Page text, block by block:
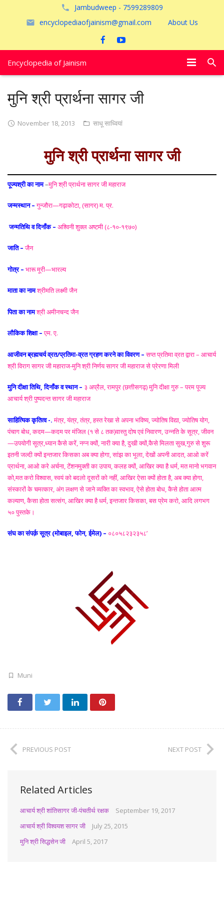
Jambudweep - 7599289809
encyclopediaofjainism@gmail.com
About Us
Encyclopedia of Jainism
पूजायें
मुनि श्री प्रार्थना सागर जी
November 18, 2013 साधू साध्वियां
मुनि श्री प्रार्थना सागर जी
पूज्यश्री का नाम–मुनि श्री प्रार्थना सागर जी महाराज
जन्मस्थान – गुन्जौरा—गढ़ाकोटा, (सागर) म. प्र.
जन्मतिथि व दिनाँक – अश्विनी शुक्ल अष्टमी (८-१०-१९७०)
जाति – जैन
गोत्र – भारू मूरी—भारल्य
माता का नामश्रीमति लक्ष्मी जैन
पिता का नामश्री अमीनचन्द जैन
लौकिक शिक्षा – एम. ए.
आजीवन ब्रह्मचर्य व्रत/प्रतिमा-व्रत ग्रहण करने का विवरण – सप्त प्रतिमा व्रत द्वारा – आचार्य
श्री विराग सागर जी महाराज-मुनि श्री निर्णय सागर जी महाराज से प्रेरणा मिली
मुनि दीक्षा तिथि, दिनाँक व स्थान – ३ अप्रैल, रामपुर (छत्तीसगढ़) मुनि दीक्षा गुरु –परम पूज्य
आचार्य श्री पुष्पदन्त सागर जी महाराज
साहित्यिक कृतित्व -. मंत्र, यंत्र, तंत्र, हस्त रेखा से अपना भविष्य, ज्योतिष विद्या, ज्योतिष योग,
पंचाग बोध, कदम—कदम पर मंजिल (१ से ८ तक)वास्तु दोष एवं निवारण, उन्नति के सूत्र, जीवन
—उपयोगी सूत्र,ध्यान कैसे करें, नग्न क्यों, नारी क्या है, दुखी क्यों,कैसे मिलता सुख,गुरु से शुरू
इतनी जल्दी क्यों इन्तजार किसका अब क्या होगा, सांझ का भूला, देखों अपनी आदत, आओ करें
प्रार्थना, आओ करे अर्चना, टेंशनमुक्ती का उपाय, कलह क्यों, आखिर क्या है धर्म, मत मानो भगवान
को,मत करो विश्वास, स्वयं को बदलो दूसरों को नहीं, आखिर ऐसा क्यों होता है, अब क्या होगा,
संस्कारों के चमत्कार, अंग लक्षण से जाने व्यक्ति का स्वभाव, ऐसे होता बोध, कैसे होता आत्म
कल्याण, कैसा होता सत्संग, आखिर क्या है धर्म, इन्तजार किसका, बस प्रेम करो, आदि लगभग
५० पुस्तके।
संघ का संपर्क़ सूत्र (मोबाइल, फोन, ईमेल) – ०८०५८२३२३५८’
Muni
PREVIOUS POST NEXT POST
Related Articles
आचार्य श्री शांतिसागर जी-पंचतीर्थ रक्षक
September 19, 2017
आचार्य श्री विश्वयश सागर जी
July 25, 2015
मुनि श्री सिद्धसेन जी
April 5, 2017